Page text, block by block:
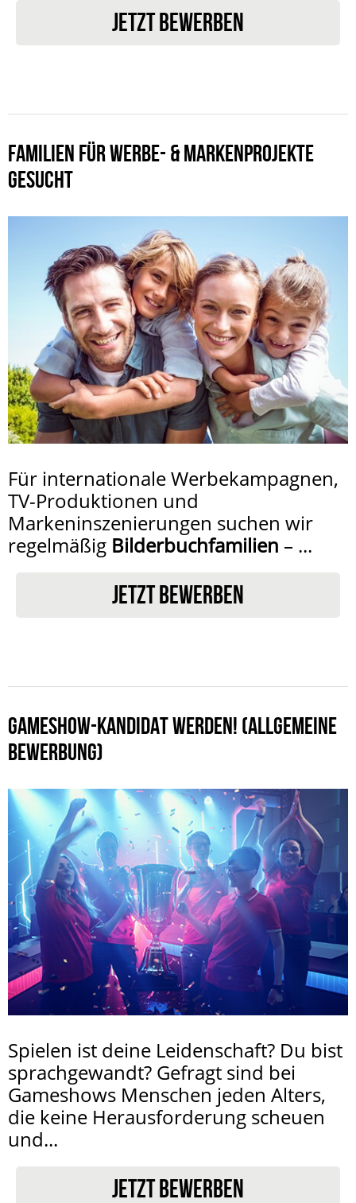
JETZT BEWERBEN
FAMILIEN FÜR WERBE- & MARKENPROJEKTE
GESUCHT
Für internationale Werbekampagnen,
TV-Produktionen und
Markeninszenierungen suchen wir
regelmäßig Bilderbuchfamilien – ...
JETZT BEWERBEN
GAMESHOW-KANDIDAT WERDEN! (ALLGEMEINE
BEWERBUNG)
Spielen ist deine Leidenschaft? Du bist
sprachgewandt? Gefragt sind bei
Gameshows Menschen jeden Alters,
die keine Herausforderung scheuen
und...
JETZT BEWERBEN